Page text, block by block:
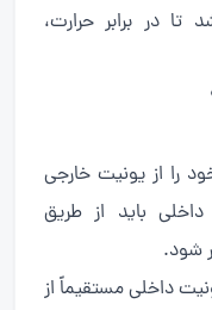
تا در برابر حرارت،
را از یونیت خارجی
باید از طریق
شود.
داخلی مستقیماً از